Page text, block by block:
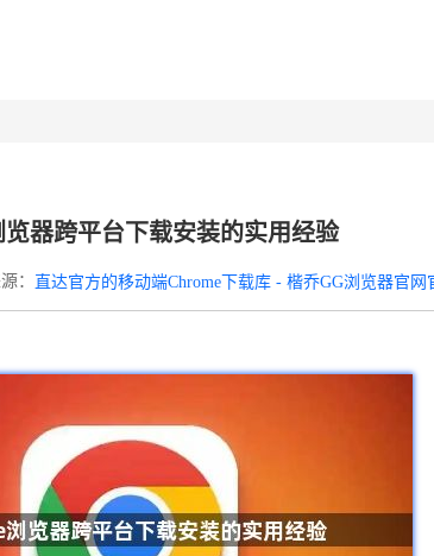
览器跨平台下载安装的实用经验
： 直达官方的移动端Chrome下载库 - 楷乔GG浏览器官网